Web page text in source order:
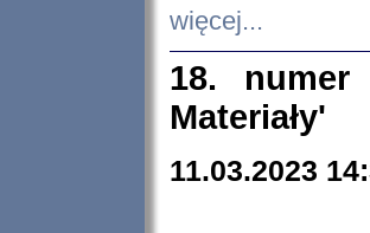
więcej...
18. numer
Materiały'
11.03.2023